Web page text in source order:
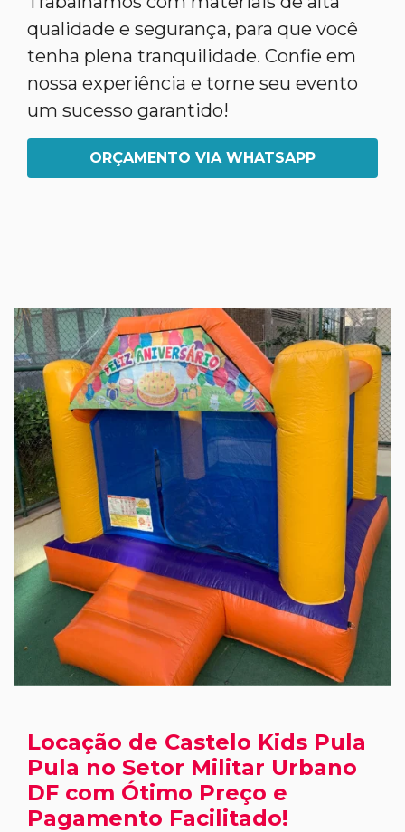
qualidade e segurança, para que você
tenha plena tranquilidade. Confie em
nossa experiência e torne seu evento
um sucesso garantido!
ORÇAMENTO VIA WHATSAPP
Locação de Castelo Kids Pula
Pula no Setor Militar Urbano
DF com Ótimo Preço e
Pagamento Facilitado!